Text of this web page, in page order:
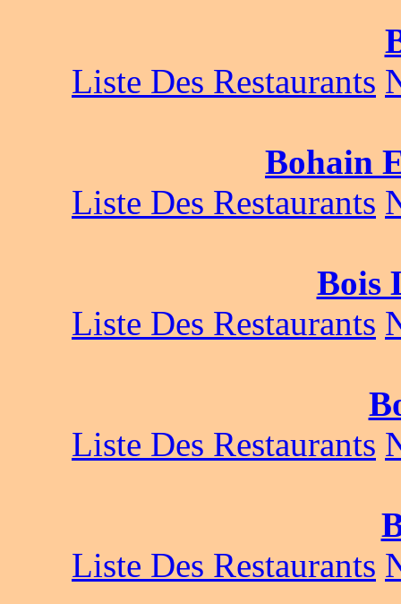
Liste Des Restaurants
Bohain
Liste Des Restaurants
Bois
Liste Des Restaurants
Liste Des Restaurants
Liste Des Restaurants